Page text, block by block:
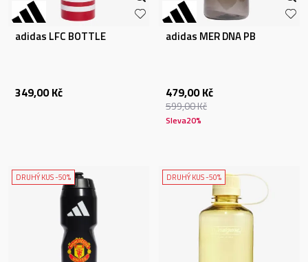
adidas LFC BOTTLE
349,00 Kč
adidas MER DNA PB
479,00 Kč
599,00Kč
Sleva20%
DRUHÝ KUS -50% DRUHÝ KUS -50%